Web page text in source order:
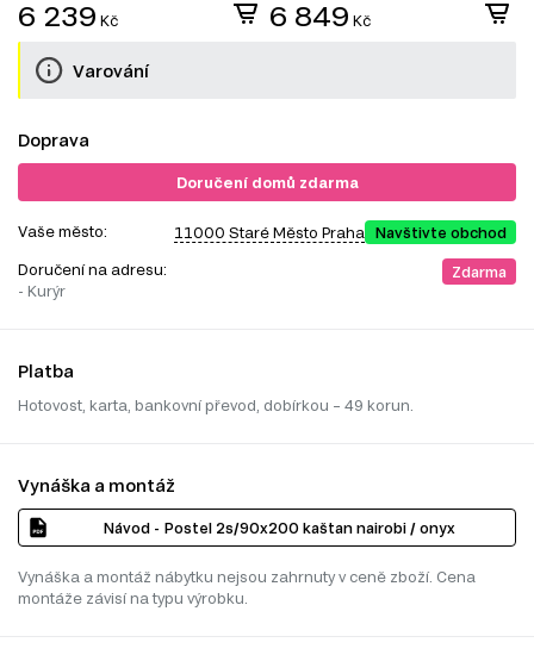
6 239 Kč 6 849 Kč
Varování
Doprava
Doručení domů zdarma
Vaše město: 11000 Staré Město Praha Navštivte obchod
Doručení na adresu:
- Kurýr
Zdarma
Platba
Hotovost, karta, bankovní převod, dobírkou – 49 korun.
Vynáška a montáž
Návod - Postel 2s/90x200 kaštan nairobi / onyx
Vynáška a montáž nábytku nejsou zahrnuty v ceně zboží. Cena
montáže závisí na typu výrobku.